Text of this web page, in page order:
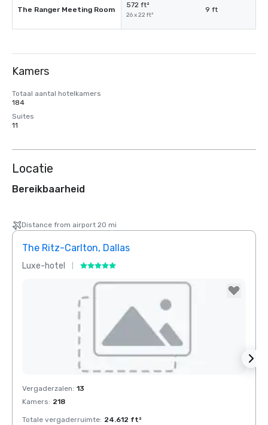
The Ranger Meeting Room
572 ft²
26 x 22 ft²
9 ft
Kamers
Totaal aantal hotelkamers
184
Suites
11
Locatie
Bereikbaarheid
Distance from airport 20 mi
The Ritz-Carlton, Dallas
Luxe-hotel
Removed from favorites
Vergaderzalen: 13
Kamers: 218
Totale vergaderruimte: 24.612 ft²